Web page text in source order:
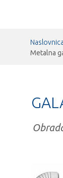
Naslovnica
Metalna